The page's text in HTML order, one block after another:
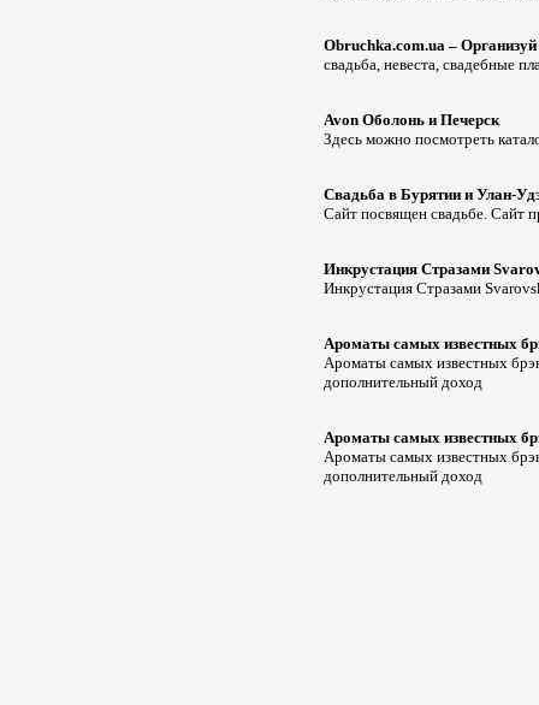
Оbruchka.com.ua –
свадьба, невеста, свадебные
Avon Оболонь и Печерск
Здесь можно посмотреть
Свадьба в Бурятии и Улан-
Сайт посвящен свадьбе. Сайт
Инкрустация Стразами
Инкрустация Стразами
Ароматы самых известных
Ароматы самых известных
дополнительный доход
Ароматы самых известных
Ароматы самых известных
дополнительный доход